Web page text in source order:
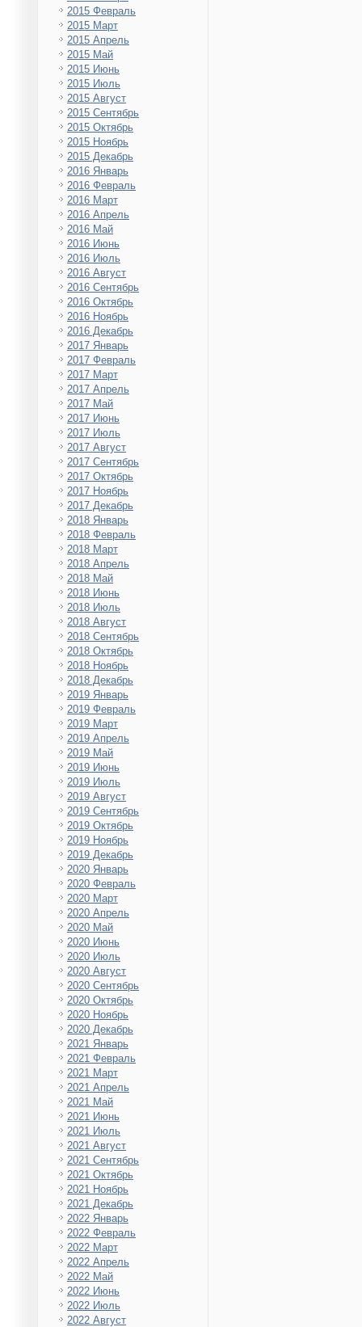
2015 Февраль
2015 Март
2015 Апрель
2015 Май
2015 Июнь
2015 Июль
2015 Август
2015 Сентябрь
2015 Октябрь
2015 Ноябрь
2015 Декабрь
2016 Январь
2016 Февраль
2016 Март
2016 Апрель
2016 Май
2016 Июнь
2016 Июль
2016 Август
2016 Сентябрь
2016 Октябрь
2016 Ноябрь
2016 Декабрь
2017 Январь
2017 Февраль
2017 Март
2017 Апрель
2017 Май
2017 Июнь
2017 Июль
2017 Август
2017 Сентябрь
2017 Октябрь
2017 Ноябрь
2017 Декабрь
2018 Январь
2018 Февраль
2018 Март
2018 Апрель
2018 Май
2018 Июнь
2018 Июль
2018 Август
2018 Сентябрь
2018 Октябрь
2018 Ноябрь
2018 Декабрь
2019 Январь
2019 Февраль
2019 Март
2019 Апрель
2019 Май
2019 Июнь
2019 Июль
2019 Август
2019 Сентябрь
2019 Октябрь
2019 Ноябрь
2019 Декабрь
2020 Январь
2020 Февраль
2020 Март
2020 Апрель
2020 Май
2020 Июнь
2020 Июль
2020 Август
2020 Сентябрь
2020 Октябрь
2020 Ноябрь
2020 Декабрь
2021 Январь
2021 Февраль
2021 Март
2021 Апрель
2021 Май
2021 Июнь
2021 Июль
2021 Август
2021 Сентябрь
2021 Октябрь
2021 Ноябрь
2021 Декабрь
2022 Январь
2022 Февраль
2022 Март
2022 Апрель
2022 Май
2022 Июнь
2022 Июль
2022 Август